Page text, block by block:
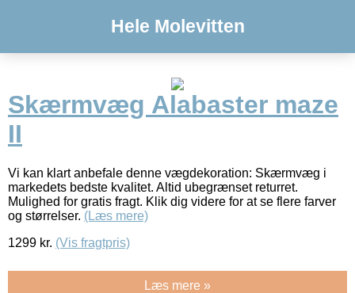
Hele Molevitten
Skærmvæg Alabaster maze
II
Vi kan klart anbefale denne vægdekoration: Skærmvæg i
markedets bedste kvalitet. Altid ubegrænset returret.
Mulighed for gratis fragt. Klik dig videre for at se flere farver
og størrelser. (Læs mere)
1299 kr. (Vis fragtpris)
Læs mere »